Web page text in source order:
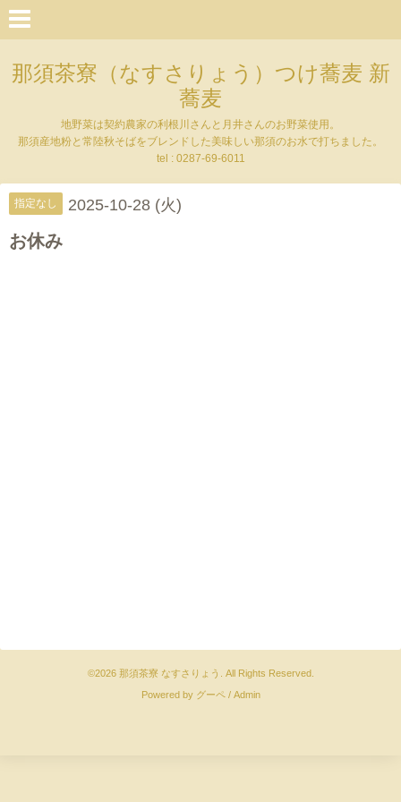
那須茶寮（なすさりょう）つけ蕎麦 新
蕎麦
地野菜は契約農家の利根川さんと月井さんのお野菜使用。
那須産地粉と常陸秋そばをブレンドした美味しい那須のお水で打ちました。
tel : 0287-69-6011
指定なし 2025-10-28 (火)
お休み
©2026 那須茶寮 なすさりょう
. All Rights Reserved.
Powered by グーペ/ Admin